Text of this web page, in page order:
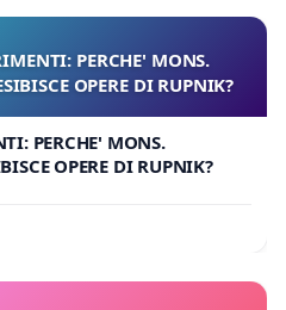
PERCHE' MONS.
OPERE DI RUPNIK?
PERCHE' MONS.
OPERE DI RUPNIK?